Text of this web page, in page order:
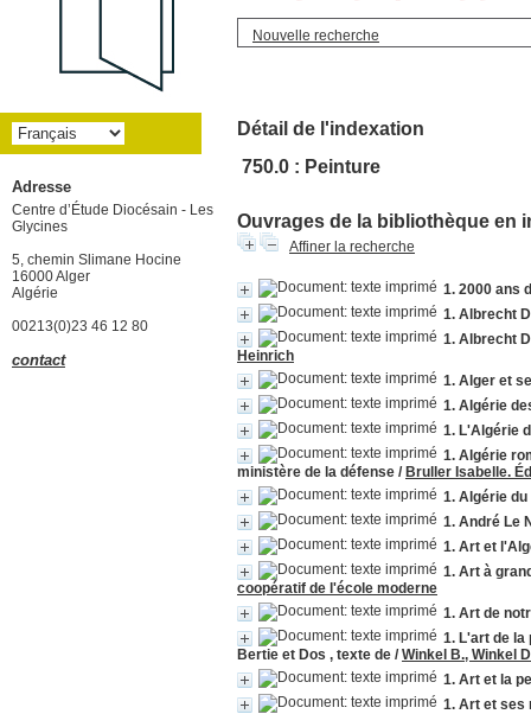
Nouvelle recherche
Détail de l'indexation
750.0 : Peinture
Ouvrages de la bibliothèque en
Affiner la recherche
1. 2000 ans
1. Albrecht
1. Albrecht
Heinrich
1. Alger et
1. Algérie
1. L'Algérie
1. Algérie
ministère de la défense / Bruller Isabelle.
1. Algérie
1. André Le
1. Art et
1. Art à
coopératif de l'école moderne
1. Art de
1. L'art de la
Bertie et Dos , texte de /Winkel B., Winkel
1. Art et la
1. Art et ses
Adresse
Centre d’Étude Diocésain - Les
Glycines
5, chemin Slimane Hocine
16000 Alger
Algérie
00213(0)23 46 12 80
contact